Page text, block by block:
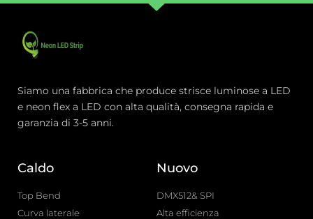
Siamo una fabbrica che produce strisce luminose a LED
e neon flex a LED con alta qualità, consegna rapida e
garanzia di 3-5 anni.
Caldo
Top Bend
Curva laterale
Nuovo
DMX512& SPI
Alta efficienza